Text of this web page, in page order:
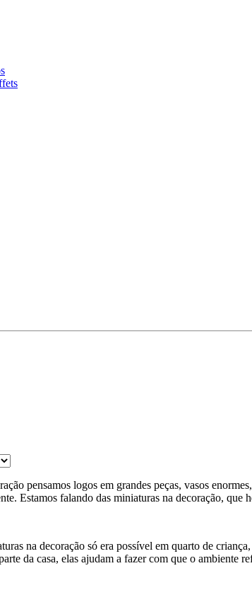
pensamos logos em grandes peças, vasos
Estamos falando das miniaturas na decoração,
na decoração só era possível em quarto de
da casa, elas ajudam a fazer com que o ambiente